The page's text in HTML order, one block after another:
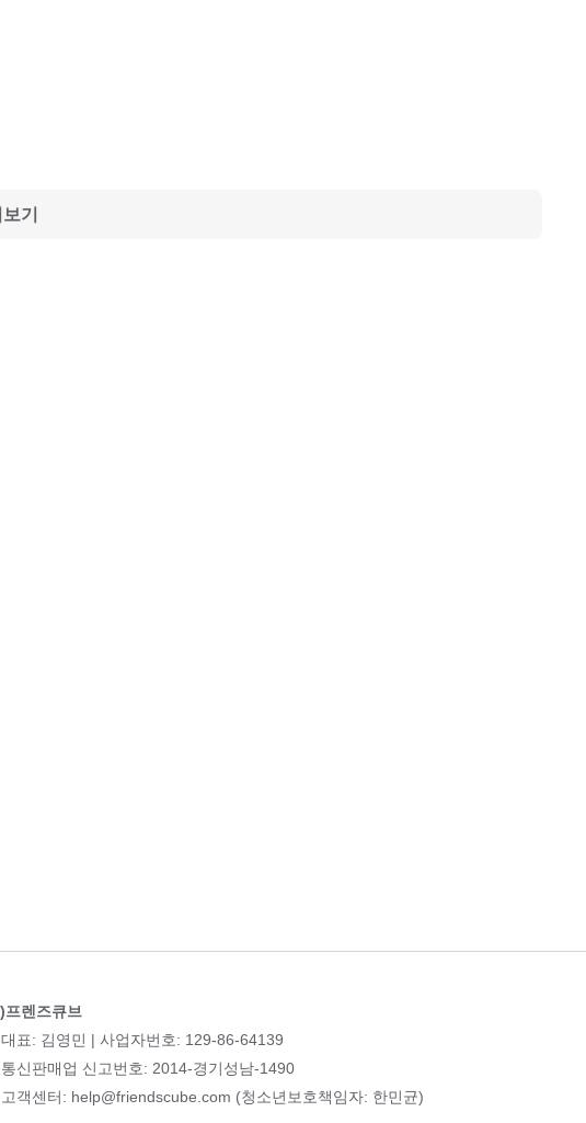
기
프렌즈큐브
대표: 김영민 | 사업자번호: 129-86-64139
통신판매업 신고번호: 2014-경기성남-1490
고객센터: help@friendscube.com (청소년보호책임자: 한민균)